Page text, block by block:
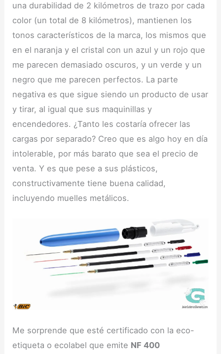
una durabilidad de 2 kilómetros de trazo por cada
color (un total de 8 kilómetros), mantienen los
tonos característicos de la marca, los mismos que
en el naranja y el cristal con un azul y un rojo que
me parecen demasiado oscuros, y un verde y un
negro que me parecen perfectos. La parte
negativa es que sigue siendo un producto de usar
y tirar, al igual que sus maquinillas y
encendedores. ¿Tanto les costaría ofrecer las
cargas por separado? Creo que es algo hoy en día
intolerable, por más barato que sea el precio de
venta. Y es que pese a sus plásticos,
constructivamente tiene buena calidad,
incluyendo muelles metálicos.
Me sorprende que esté certificado con la eco-
etiqueta o ecolabel que emite NF 400